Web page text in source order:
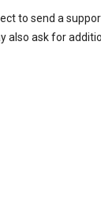
to send a
also ask for